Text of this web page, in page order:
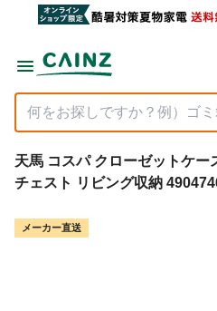
天馬 コスパ クローゼットケー
チェスト リビング収納
メーカー直送